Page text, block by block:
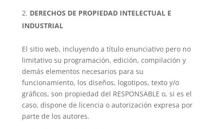
DERECHOS DE PROPIEDAD INTELECTUAL E
INDUSTRIAL
El sitio web, incluyendo a título enunciativo pero no
limitativo su programación, edición, compilación y
demás elementos necesarios para su
funcionamiento, los diseños, logotipos, texto y/o
gráficos, son propiedad del RESPONSABLE o, si es el
caso, dispone de licencia o autorización expresa por
parte de los autores.